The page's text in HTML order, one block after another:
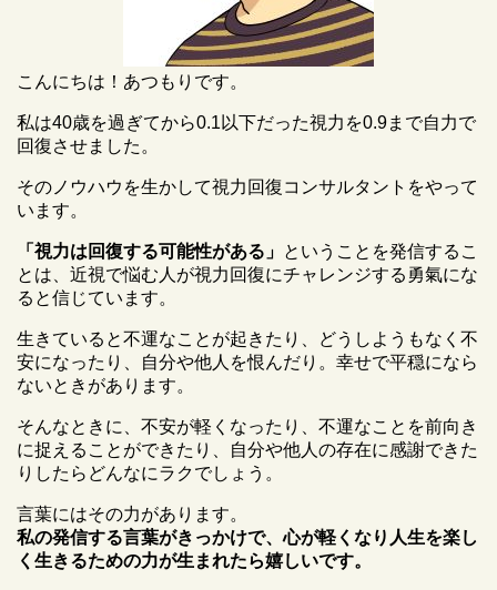
こんにちは！あつもりです。
私は40歳を過ぎてから0.1以下だった視力を0.9まで自力で
回復させました。
そのノウハウを生かして視力回復コンサルタントをやって
います。
「視力は回復する可能性がある」 ということを発信するこ
とは、近視で悩む人が視力回復にチャレンジする勇氣にな
ると信じています。
生きていると不運なことが起きたり、どうしようもなく不
安になったり、自分や他人を恨んだり。幸せで平穏になら
ないときがあります。
そんなときに、不安が軽くなったり、不運なことを前向き
に捉えることができたり、自分や他人の存在に感謝できた
りしたらどんなにラクでしょう。
言葉にはその力があります。
私の発信する言葉がきっかけで、心が軽くなり人生を楽し
く生きるための力が生まれたら嬉しいです。